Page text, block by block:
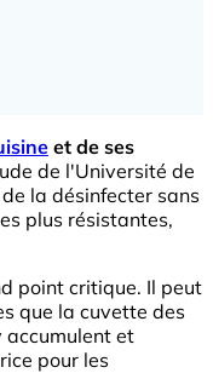
et de ses
de l'Université de
la désinfecter sans
plus résistantes,
point critique. Il peut
que la cuvette des
accumulent et
pour les